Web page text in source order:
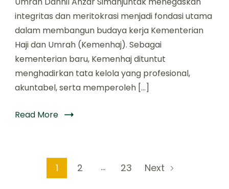
integritas dan meritokrasi menjadi fondasi utama
dalam membangun budaya kerja Kementerian
Haji dan Umrah (Kemenhaj). Sebagai
kementerian baru, Kemenhaj dituntut
menghadirkan tata kelola yang profesional,
akuntabel, serta memperoleh […]
Read More
1 2 … 23 Next